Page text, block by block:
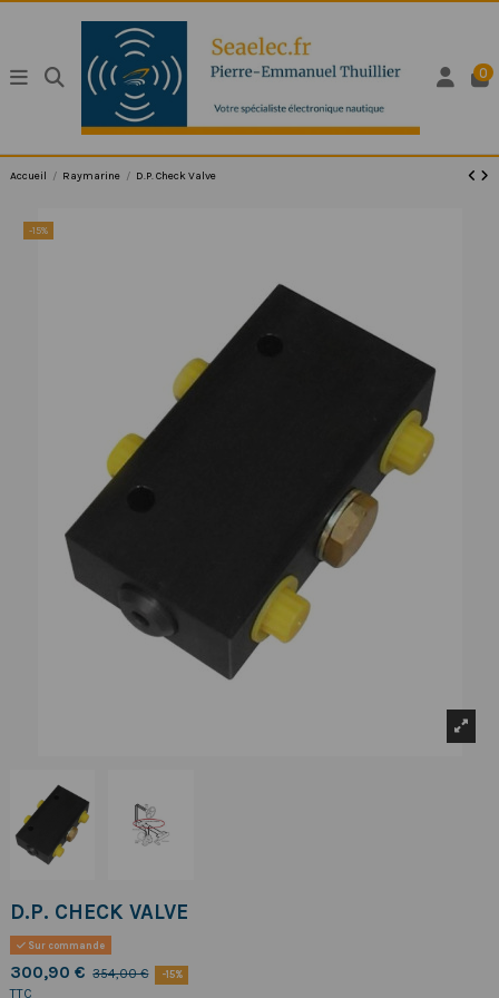
0
Accueil Raymarine D.P. Check Valve
-15%
D.P. CHECK VALVE
Sur commande
300,90 € 354,00 € -15%
TTC